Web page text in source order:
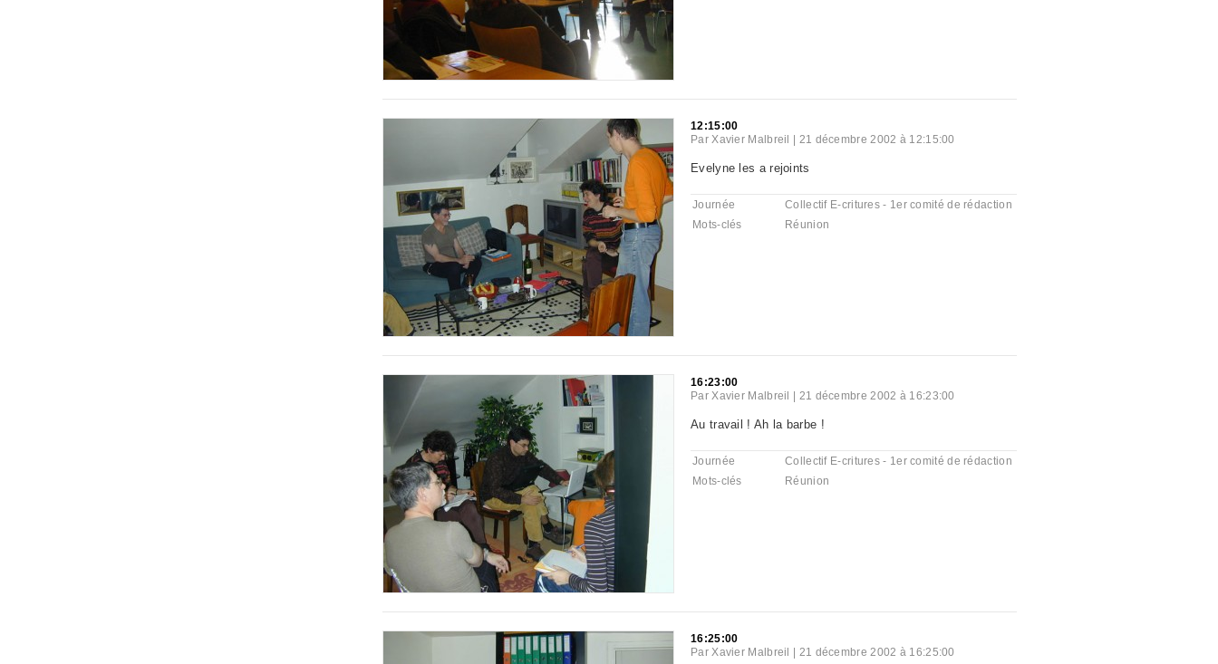
12:15:00
ParXavier Malbreil 21 décembre 2002 à 12:15:00
Evelyne les a rejoints
Journée
Collectif E-critures - 1er comité de rédaction
Mots-clés
Réunion
16:23:00
ParXavier Malbreil 21 décembre 2002 à 16:23:00
Au travail ! Ah la barbe !
Journée
Collectif E-critures - 1er comité de rédaction
Mots-clés
Réunion
16:25:00
ParXavier Malbreil 21 décembre 2002 à 16:25:00